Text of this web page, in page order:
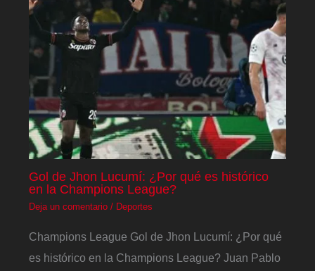
Gol de Jhon Lucumí: ¿Por qué es histórico
en la Champions League?
Deja un comentario / Deportes
Champions League Gol de Jhon Lucumí: ¿Por qué
es histórico en la Champions League? Juan Pablo